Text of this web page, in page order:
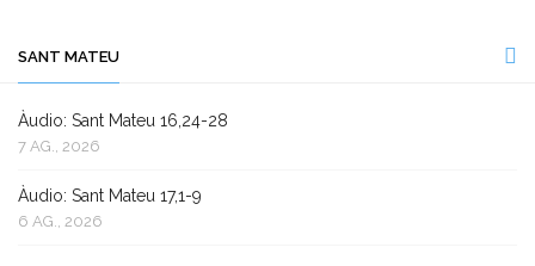
SANT MATEU
Àudio: Sant Mateu 16,24-28
7 AG., 2026
Àudio: Sant Mateu 17,1-9
6 AG., 2026